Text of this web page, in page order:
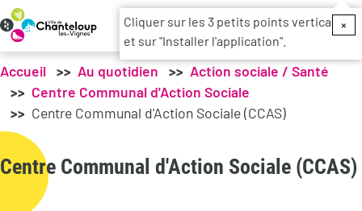
Menu
Accueil Au quotidien
Action sociale / Santé
Centre Communal d'Action Sociale
Centre Communal d'Action Sociale (CCAS)
Centre Communal d'Action Sociale (CCAS)
×
Cliquer sur les 3 petits points verticaux
et sur "Installer l'application".